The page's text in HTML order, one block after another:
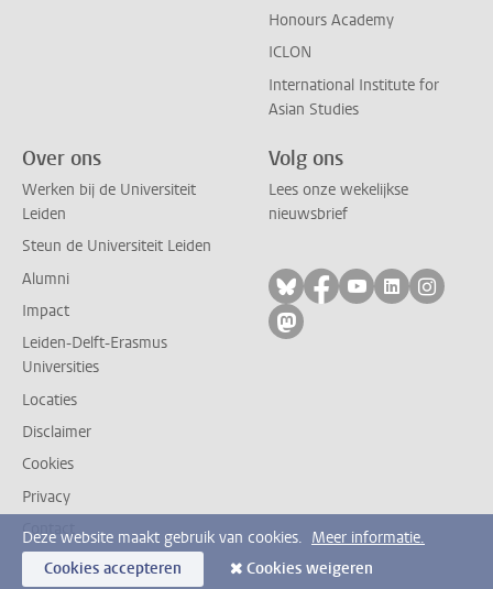
Honours Academy
ICLON
International Institute for
Asian Studies
Over ons
Werken bij de Universiteit
Leiden
Steun de Universiteit Leiden
Alumni
Impact
Leiden-Delft-Erasmus
Universities
Locaties
Disclaimer
Cookies
Privacy
Contact
Volg ons
Lees onze wekelijkse
nieuwsbrief
Volg ons op bluesky
Volg ons op
Volg ons op
Volg ons
Volg
Volg ons op mastodon
Deze website maakt gebruik van cookies. Meer informatie.
Cookies accepteren
Cookies weigeren